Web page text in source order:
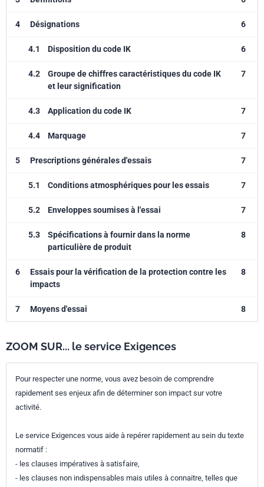
4 Désignations 6
4.1 Disposition du code IK 6
4.2
Groupe de chiffres caractéristiques du code IK
et leur signification
7
4.3 Application du code IK 7
4.4 Marquage 7
5 Prescriptions générales d'essais 7
5.1 Conditions atmosphériques pour les essais 7
5.2 Enveloppes soumises à l'essai 7
5.3
Spécifications à fournir dans la norme
particulière de produit
8
6
Essais pour la vérification de la protection contre les
impacts
8
7 Moyens d'essai 8
ZOOM SUR... le service Exigences
Pour respecter une norme, vous avez besoin de comprendre
rapidement ses enjeux afin de déterminer son impact sur votre
activité.
Le service Exigences vous aide à repérer rapidement au sein du texte
normatif :
- les clauses impératives à satisfaire,
- les clauses non indispensables mais utiles à connaitre, telles que